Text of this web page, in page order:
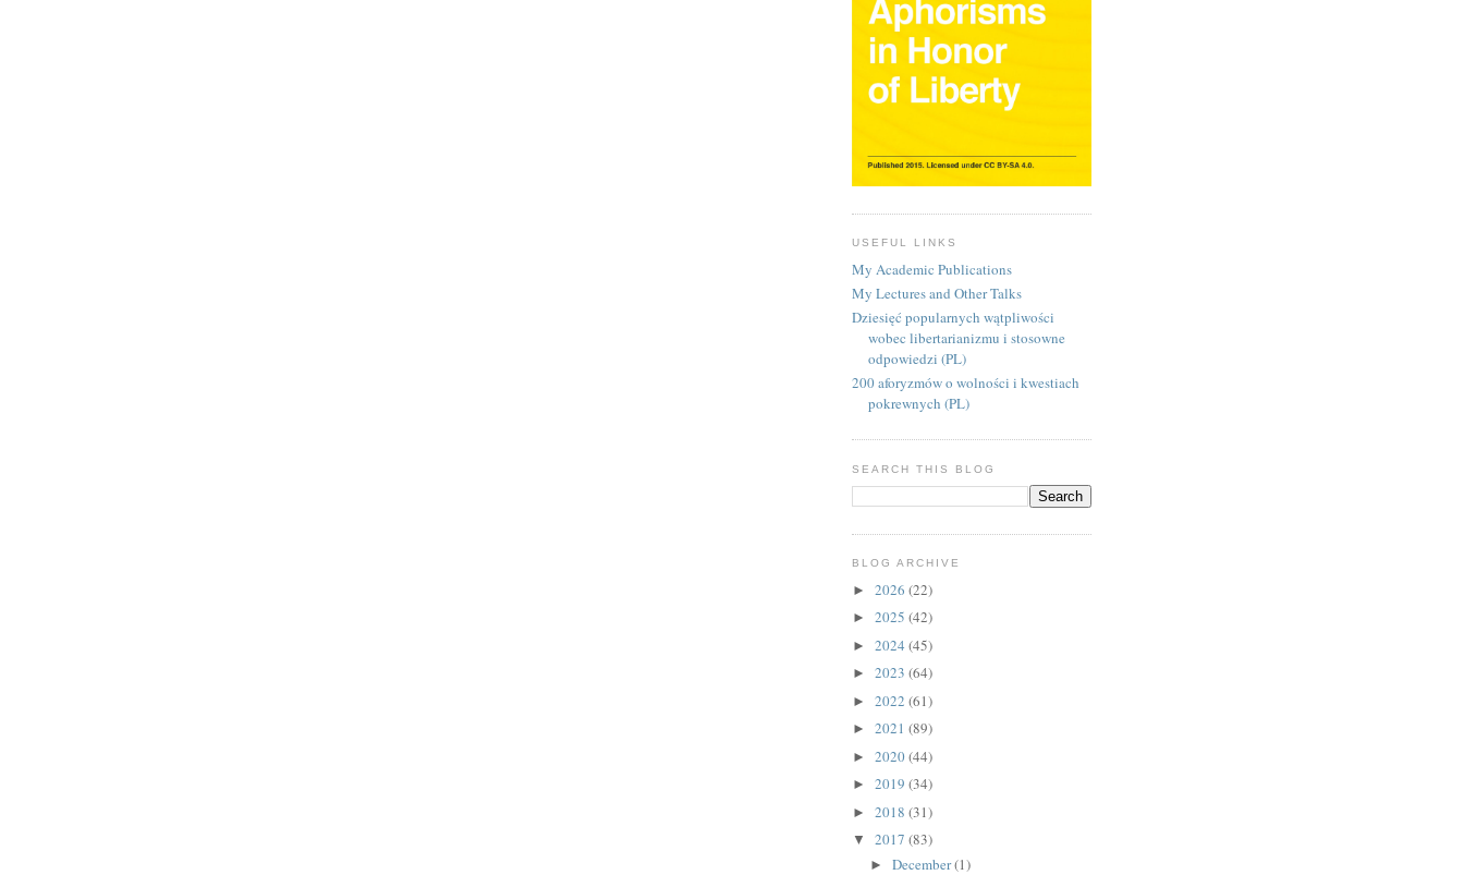
USEFUL LINKS
My Academic Publications
My Lectures and Other Talks
Dziesięć popularnych wątpliwości
wobec libertarianizmu i stosowne
odpowiedzi (PL)
200 aforyzmów o wolności i kwestiach
pokrewnych (PL)
SEARCH THIS BLOG
BLOG ARCHIVE
► 2026 (22)
► 2025 (42)
► 2024 (45)
► 2023 (64)
► 2022 (61)
► 2021 (89)
► 2020(44)
► 2019 (34)
► 2018 (31)
▼ 2017 (83)
► December(1)